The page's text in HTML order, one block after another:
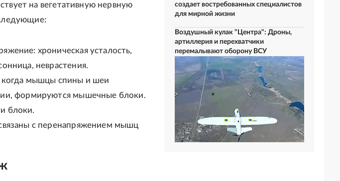
на вегетативную нервную
хроническая усталость,
неврастения.
когда мышцы спины и шеи
формируются мышечные блоки.
блоки.
с перенапряжением мышц
создает востребованных специалистов
для мирной жизни
Воздушный кулак "Центра": Дроны,
артиллерия и перехватчики
перемалывают оборону ВСУ